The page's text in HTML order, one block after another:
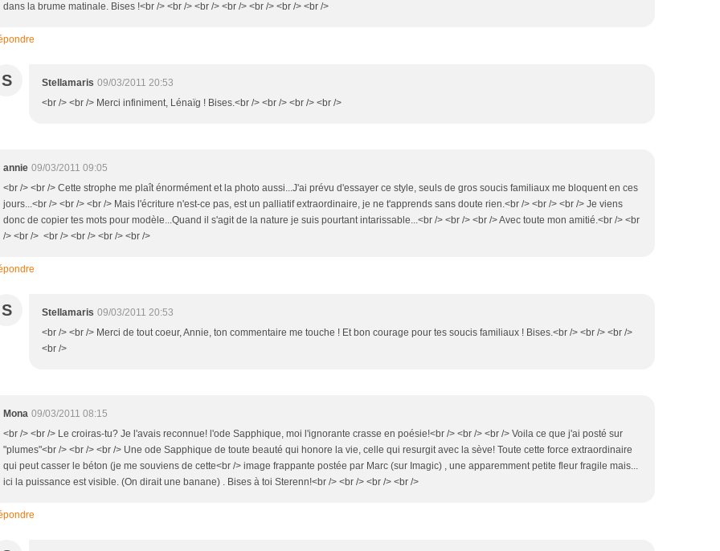
dans la brume matinale. Bises !<br /> <br /> <br /> <br /> <br /> <br /> <br />
S Stellamaris 09/03/2011 20:53
<br /> <br /> Merci infiniment, Lénaïg ! Bises.<br /> <br /> <br /> <br />
annie 09/03/2011 09:05
<br /> <br /> Cette strophe me plaît énormément et la photo aussi...J'ai prévu d'essayer ce style, seuls de gros soucis familiaux me bloquent en ces
jours...<br /> <br /> <br /> Mais l'écriture n'est-ce pas, est un palliatif extraordinaire, je ne t'apprends sans doute rien.<br /> <br /> <br /> Je viens
donc de copier tes mots pour modèle...Quand il s'agit de la nature je suis pourtant intarissable...<br /> <br /> <br /> Avec toute mon amitié.<br /> <br
/> <br /> <br /> <br /> <br /> <br />
S Stellamaris 09/03/2011 20:53
<br /> <br /> Merci de tout coeur, Annie, ton commentaire me touche ! Et bon courage pour tes soucis familiaux ! Bises.<br /> <br /> <br />
<br />
Mona 09/03/2011 08:15
<br /> <br /> Le croiras-tu? Je l'avais reconnue! l'ode Sapphique, moi l'ignorante crasse en poésie!<br /> <br /> <br /> Voila ce que j'ai posté sur
"plumes"<br /> <br /> <br /> Une ode Sapphique de toute beauté qui honore la vie, celle qui resurgit avec la sève! Toute cette force extraordinaire
qui peut casser le béton (je me souviens de cette<br /> image frappante postée par Marc (sur Imagic) , une apparemment petite fleur fragile mais...
ici la puissance est visible. (On dirait une banane) . Bises à toi Sterenn!<br /> <br /> <br /> <br />